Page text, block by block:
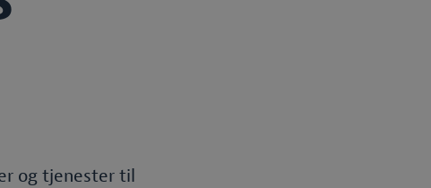
og tjenester til